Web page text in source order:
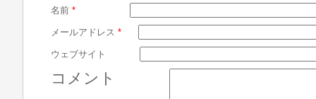
名前 *
メールアドレス *
ウェブサイト
コメント